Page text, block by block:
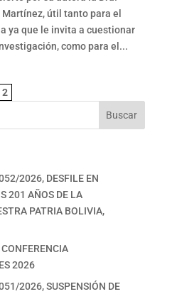
útil tanto para el
ya que le invita a cuestionar
como para el...
2
Buscar
2026, DESFILE EN
201 AÑOS DE LA
PATRIA BOLIVIA,
2026
2026, SUSPENSIÓN DE